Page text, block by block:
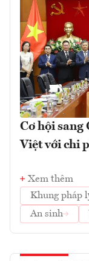
Cơ hội sang
Việt với chi
Xem thêm
Khung pháp
An sinh